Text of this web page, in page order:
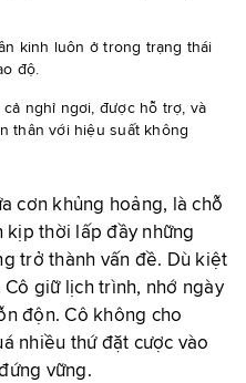
kinh luôn ở trong trạng thái
độ.
nghỉ ngơi, được hỗ trợ, và
thân với hiệu suất không
cơn khủng hoảng, là chỗ
kịp thời lấp đầy những
trở thành vấn đề. Dù kiệt
giữ lịch trình, nhớ ngày
độn. Cô không cho
nhiều thứ đặt cược vào
vững.